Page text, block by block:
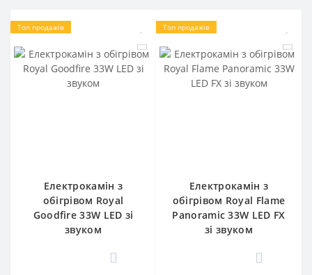
Топ продажів
Електрокамін з
обігрівом Royal
Goodfire 33W LED зі
звуком
0
Топ продажів
Електрокамін з
обігрівом Royal Flame
Panoramic 33W LED FX
зі звуком
0